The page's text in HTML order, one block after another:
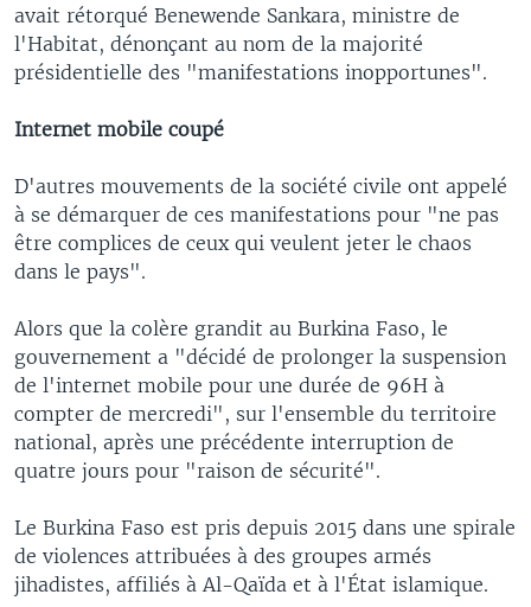
avait rétorqué Benewende Sankara, ministre de
l'Habitat, dénonçant au nom de la majorité
présidentielle des "manifestations inopportunes".
Internet mobile coupé
D'autres mouvements de la société civile ont appelé
à se démarquer de ces manifestations pour "ne pas
être complices de ceux qui veulent jeter le chaos
dans le pays".
Alors que la colère grandit au Burkina Faso, le
gouvernement a "décidé de prolonger la suspension
de l'internet mobile pour une durée de 96H à
compter de mercredi", sur l'ensemble du territoire
national, après une précédente interruption de
quatre jours pour "raison de sécurité".
Le Burkina Faso est pris depuis 2015 dans une spirale
de violences attribuées à des groupes armés
jihadistes, affiliés à Al-Qaïda et à l'État islamique.